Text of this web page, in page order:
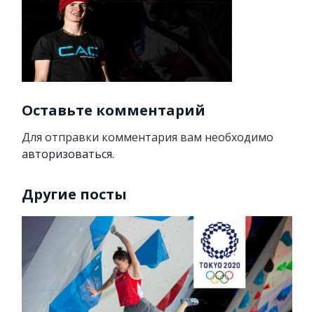
Оставьте комментарий
Для отправки комментария вам необходимо
авторизоваться.
Другие посты